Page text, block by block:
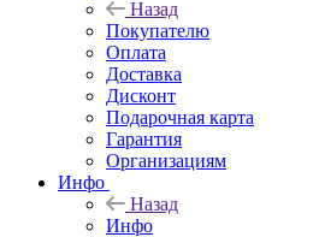
Назад
Покупателю
Оплата
Доставка
Дисконт
Подарочная карта
Гарантия
Организациям
Инфо
Назад
Инфо